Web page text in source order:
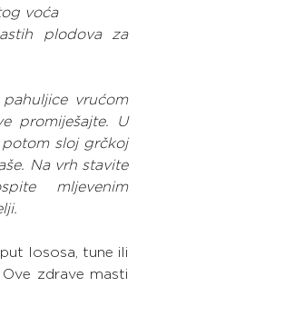
voća
plodova za
vrućom
promiješajte. U
sloj grčkoj
Na vrh stavite
mljevenim
lososa, tune ili
zdrave masti